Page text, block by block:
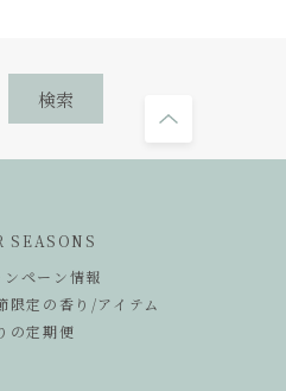
SEASONS
ペーン情報
定の香り/アイテム
の定期便